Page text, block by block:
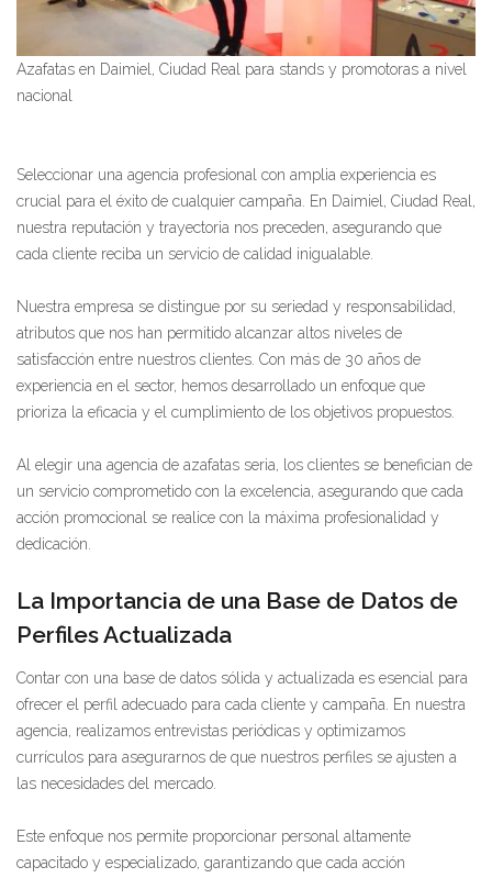
Azafatas en Daimiel, Ciudad Real para stands y promotoras a nivel
nacional
Seleccionar una agencia profesional con amplia experiencia es
crucial para el éxito de cualquier campaña. En Daimiel, Ciudad Real,
nuestra reputación y trayectoria nos preceden, asegurando que
cada cliente reciba un servicio de calidad inigualable.
Nuestra empresa se distingue por su seriedad y responsabilidad,
atributos que nos han permitido alcanzar altos niveles de
satisfacción entre nuestros clientes. Con más de 30 años de
experiencia en el sector, hemos desarrollado un enfoque que
prioriza la eficacia y el cumplimiento de los objetivos propuestos.
Al elegir una agencia de azafatas seria, los clientes se benefician de
un servicio comprometido con la excelencia, asegurando que cada
acción promocional se realice con la máxima profesionalidad y
dedicación.
La Importancia de una Base de Datos de
Perfiles Actualizada
Contar con una base de datos sólida y actualizada es esencial para
ofrecer el perfil adecuado para cada cliente y campaña. En nuestra
agencia, realizamos entrevistas periódicas y optimizamos
currículos para asegurarnos de que nuestros perfiles se ajusten a
las necesidades del mercado.
Este enfoque nos permite proporcionar personal altamente
capacitado y especializado, garantizando que cada acción